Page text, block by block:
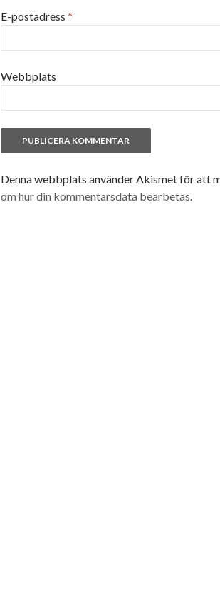
E-postadress *
Webbplats
Denna webbplats använder Akismet för att
om hur din kommentarsdata bearbetas.